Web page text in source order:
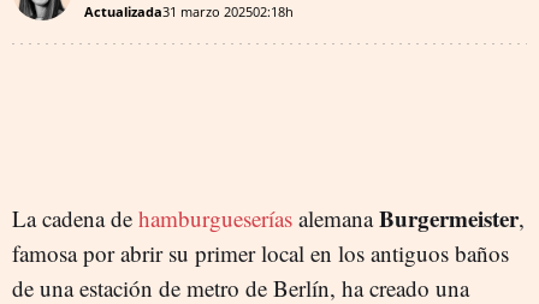
Actualizada31 marzo 202502:18h
La cadena de hamburgueserías alemanaBurgermeister,
famosa por abrir su primer local en los antiguos baños
de una estación de metro de Berlín, ha creado una